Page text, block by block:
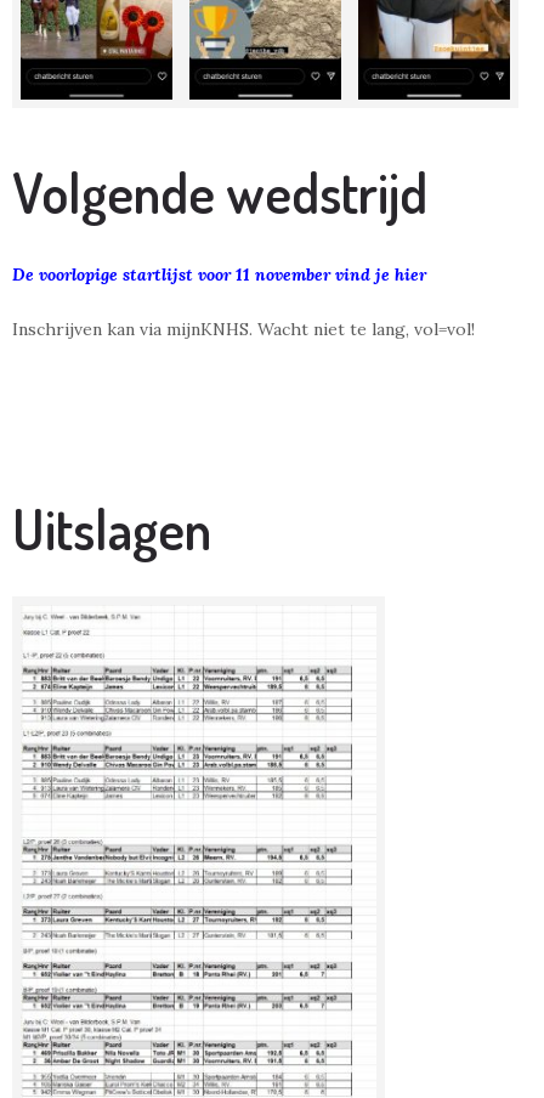
Volgende wedstrijd
De voorlopige startlijst voor 11 november vind je hier
Inschrijven kan via mijnKNHS. Wacht niet te lang, vol=vol!
Uitslagen